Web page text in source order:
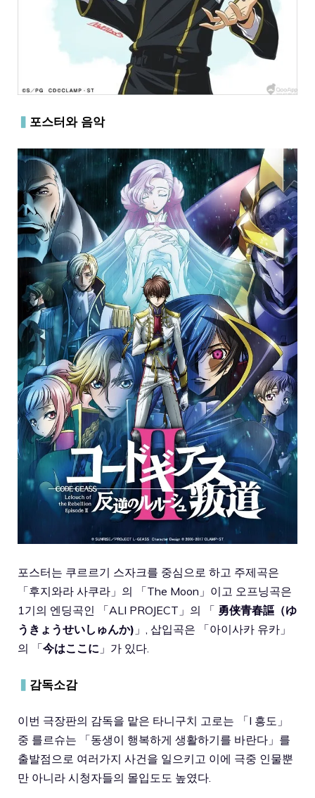
▍ 포스터와 음악
포스터는 쿠르르기 스자크를 중심으로 하고 주제곡은
「후지와라 사쿠라」의 「The Moon」이고 오프닝곡은
1기의 엔딩곡인 「ALI PROJECT」의 「 勇侠青春謳（ゆ
うきょうせいしゅんか) 」, 삽입곡은 「아이사카 유카」
의 「今はここに 」가 있다.
▍ 감독소감
이번 극장판의 감독을 맡은 타니구치 고로는
「I 흥도」
중 를르슈는 「동생이 행복하게 생활하기를 바란다」를
출발점으로 여러가지 사건을 일으키고 이에 극중 인물뿐
만 아니라 시청자들의 몰입도도 높였다.